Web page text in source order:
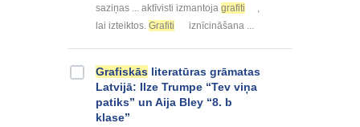
saziņas ... aktīvisti izmantoja grafiti
lai izteiktos. Grafiti iznīcināšana ...
Grafiskās literatūras grāmatas
Latvijā: Ilze Trumpe “Tev viņa
patiks” un Aija Bley “8. b
klase”